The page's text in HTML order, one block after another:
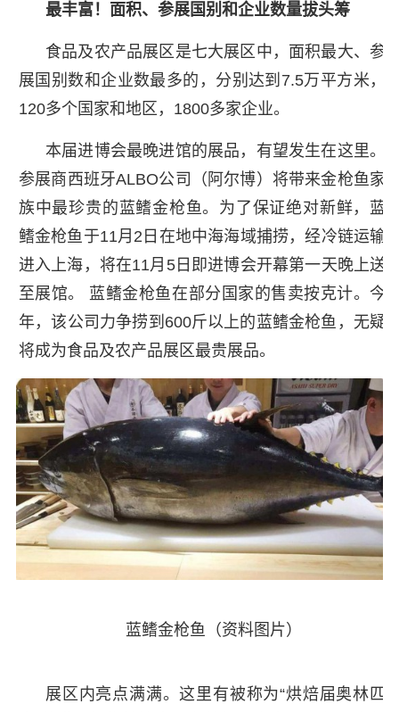
最丰富！面积、参展国别和企业数量拔头筹
食品及农产品展区是七大展区中，面积最大、参
展国别数和企业数最多的，分别达到7.5万平方米，
120多个国家和地区，1800多家企业。
本届进博会最晚进馆的展品，有望发生在这里。
参展商西班牙ALBO公司（阿尔博）将带来金枪鱼家
族中最珍贵的蓝鳍金枪鱼。为了保证绝对新鲜，蓝
鳍金枪鱼于11月2日在地中海海域捕捞，经冷链运输
进入上海，将在11月5日即进博会开幕第一天晚上送
至展馆。 蓝鳍金枪鱼在部分国家的售卖按克计。今
年，该公司力争捞到600斤以上的蓝鳍金枪鱼，无疑
将成为食品及农产品展区最贵展品。
蓝鳍金枪鱼（资料图片）
展区内亮点满满。这里有被称为“烘焙届奥林匹